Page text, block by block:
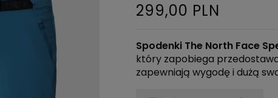
299,00 PLN
Spodenki The North Face
który zapobiega
zapewniają wygodę i dużą